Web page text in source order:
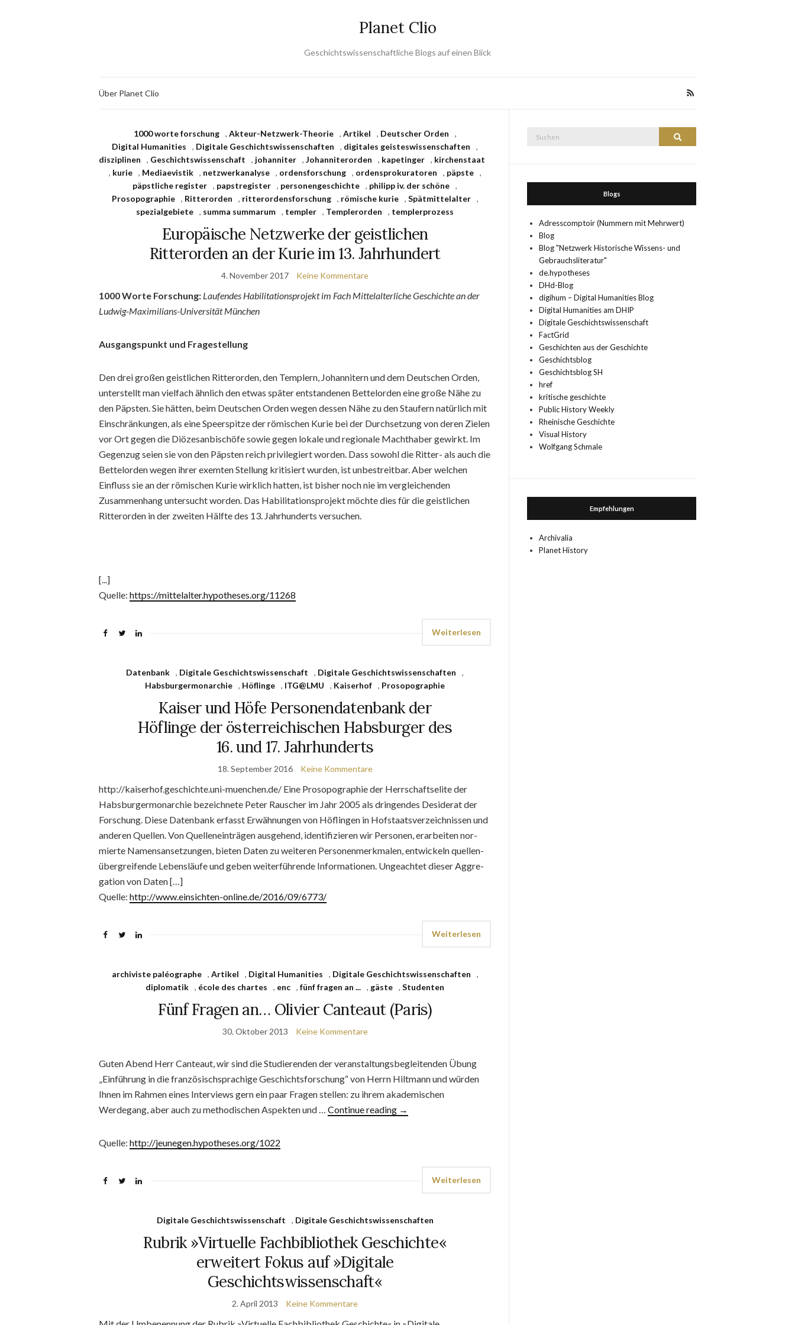
Planet Clio
Geschichtswissenschaftliche Blogs auf einen Blick
Über Planet Clio
1000 worte forschung , Akteur-Netzwerk-Theorie , Artikel , Deutscher Orden
,
Digital Humanities
, Digitale Geschichtswissenschaften , digitales geisteswissenschaften
,
disziplinen
, Geschichtswissenschaft , johanniter ,Johanniterorden , kapetinger , kirchenstaat
, kurie , Mediaevistik , netzwerkanalyse , ordensforschung , ordensprokuratoren , päpste
,
päpstliche register , papstregister , personengeschichte , philipp iv. der schöne ,
Prosopographie
, Ritterorden , ritterordensforschung , römische kurie , Spätmittelalter
,
spezialgebiete , summa summarum , templer , Templerorden , templerprozess
Europäische Netzwerke der geistlichen
Ritterorden an der Kurie im 13. Jahrhundert
4. November 2017 Keine Kommentare
1000 Worte Forschung: Laufendes Habilitationsprojekt im Fach Mittelalterliche Geschichte an der
Ludwig-Maximilians-Universität München
Ausgangspunkt und Fragestellung
Den drei großen geistlichen Ritterorden, den Templern, Johannitern und dem Deutschen Orden,
unterstellt man vielfach ähnlich den etwas später entstandenen Bettelorden eine große Nähe zu
den Päpsten. Sie hätten, beim Deutschen Orden wegen dessen Nähe zu den Staufern natürlich mit
Einschränkungen, als eine Speerspitze der römischen Kurie bei der Durchsetzung von deren Zielen
vor Ort gegen die Diözesanbischöfe sowie gegen lokale und regionale Machthaber gewirkt. Im
Gegenzug seien sie von den Päpsten reich privilegiert worden. Dass sowohl die Ritter- als auch die
Bettelorden wegen ihrer exemten Stellung kritisiert wurden, ist unbestreitbar. Aber welchen
Einfluss sie an der römischen Kurie wirklich hatten, ist bisher noch nie im vergleichenden
Zusammenhang untersucht worden. Das Habilitationsprojekt möchte dies für die geistlichen
Ritterorden in der zweiten Hälfte des 13. Jahrhunderts versuchen.
[...]
Quelle: https://mittelalter.hypotheses.org/11268
Weiterlesen
Datenbank , Digitale Geschichtswissenschaft , Digitale Geschichtswissenschaften
,
Habsburgermonarchie , Höflinge , ITG@LMU , Kaiserhof , Prosopographie
Kaiser und Höfe Personendatenbank der
Höflinge der österreichischen Habsburger des
16. und 17. Jahrhunderts
18. September 2016 Keine Kommentare
http://kaiserhof.geschichte.uni-muenchen.de/ Eine Pro­so­po­gra­phie der Herr­schafts­elite der
Habs­bur­ger­mon­ar­chie be­zeich­ne­te Peter Rau­scher im Jahr 2005 als drin­gen­des De­si­de­rat der
For­schung. Die­se Da­ten­bank er­fasst Er­wäh­nun­gen von Höf­lin­gen in Hof­staats­ver­zeich­nis­sen und
an­de­ren Quel­len. Von Quel­len­ein­trä­gen aus­ge­hend, iden­ti­fi­zie­ren wir Per­so­nen, er­ar­bei­ten nor­
mier­te Na­mens­an­set­zun­gen, bie­ten Da­ten zu wei­te­ren Per­so­nen­merk­ma­len, ent­wickeln quel­len­
über­grei­fen­de Le­bens­läu­fe und ge­ben wei­ter­füh­ren­de In­for­ma­tio­nen. Un­ge­ach­tet die­ser Ag­gre­
ga­tion von Da­ten […]
Quelle: http://www.einsichten-online.de/2016/09/6773/
Weiterlesen
archiviste paléographe , Artikel , Digital Humanities , Digitale Geschichtswissenschaften
,
diplomatik , école des chartes , enc ,fünf fragen an ... , gäste ,Studenten
Fünf Fragen an… Olivier Canteaut (Paris)
30. Oktober 2013 Keine Kommentare
Guten Abend Herr Canteaut, wir sind die Studierenden der veranstaltungsbegleitenden Übung
„Einführung in die französischsprachige Geschichtsforschung“ von Herrn Hiltmann und würden
Ihnen im Rahmen eines Interviews gern ein paar Fragen stellen: zu ihrem akademischen
Werdegang, aber auch zu methodischen Aspekten und … Continue reading →
Quelle: http://jeunegen.hypotheses.org/1022
Weiterlesen
Digitale Geschichtswissenschaft , Digitale Geschichtswissenschaften
Rubrik »Virtuelle Fachbibliothek Geschichte«
erweitert Fokus auf »Digitale
Geschichtswissenschaft«
2. April 2013 Keine Kommentare
Suchen
Blogs
Adresscomptoir (Nummern mit Mehrwert)
Blog
Blog "Netzwerk Historische Wissens- und
Gebrauchsliteratur"
de.hypotheses
DHd-Blog
digihum – Digital Humanities Blog
Digital Humanities am DHIP
Digitale Geschichtswissenschaft
FactGrid
Geschichten aus der Geschichte
Geschichtsblog
Geschichtsblog SH
href
kritische geschichte
Public History Weekly
Rheinische Geschichte
Visual History
Wolfgang Schmale
Empfehlungen
Archivalia
Planet History